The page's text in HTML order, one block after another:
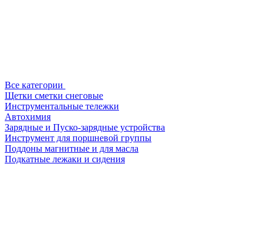
Все категории
Щетки сметки снеговые
Инструментальные тележки
Автохимия
Зарядные и Пуско-зарядные устройства
Инструмент для поршневой группы
Поддоны магнитные и для масла
Подкатные лежаки и сидения